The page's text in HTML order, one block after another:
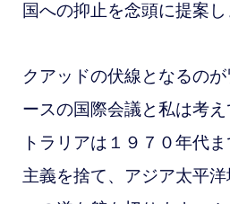
国への抑止を念頭に提案し
クアッドの伏線となるの
ースの国際会議と私は考
トラリアは１９７０年代
主義を捨て、アジア太平